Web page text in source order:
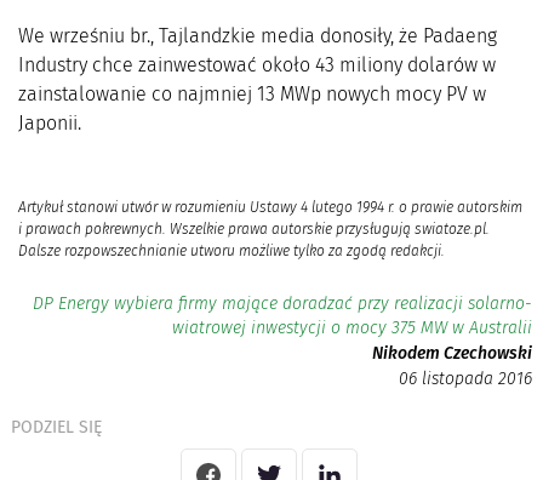
We wrześniu br., Tajlandzkie media donosiły, że Padaeng
Industry chce zainwestować około 43 miliony dolarów w
zainstalowanie co najmniej 13 MWp nowych mocy PV w
Japonii.
Artykuł stanowi utwór w rozumieniu Ustawy 4 lutego 1994 r. o prawie autorskim
i prawach pokrewnych. Wszelkie prawa autorskie przysługują swiatoze.pl.
Dalsze rozpowszechnianie utworu możliwe tylko za zgodą redakcji.
DP Energy wybiera firmy mające doradzać przy realizacji solarno-
wiatrowej inwestycji o mocy 375 MW w Australii
Nikodem Czechowski
06 listopada 2016
PODZIEL SIĘ